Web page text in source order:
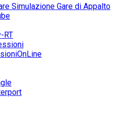
Simulazione Gare di Appalto
RT